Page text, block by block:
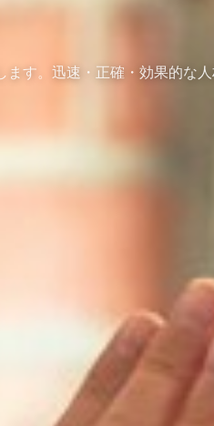
す。迅速・正確・効果的な人